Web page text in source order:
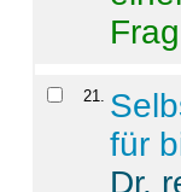
21
für
Dr.